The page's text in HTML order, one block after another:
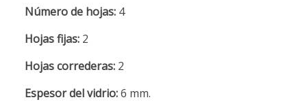
Número de hojas: 4
Hojas fijas: 2
Hojas correderas: 2
Espesor del vidrio:6 mm.